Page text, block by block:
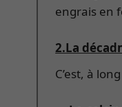
engrais en
2.La
C’est, à